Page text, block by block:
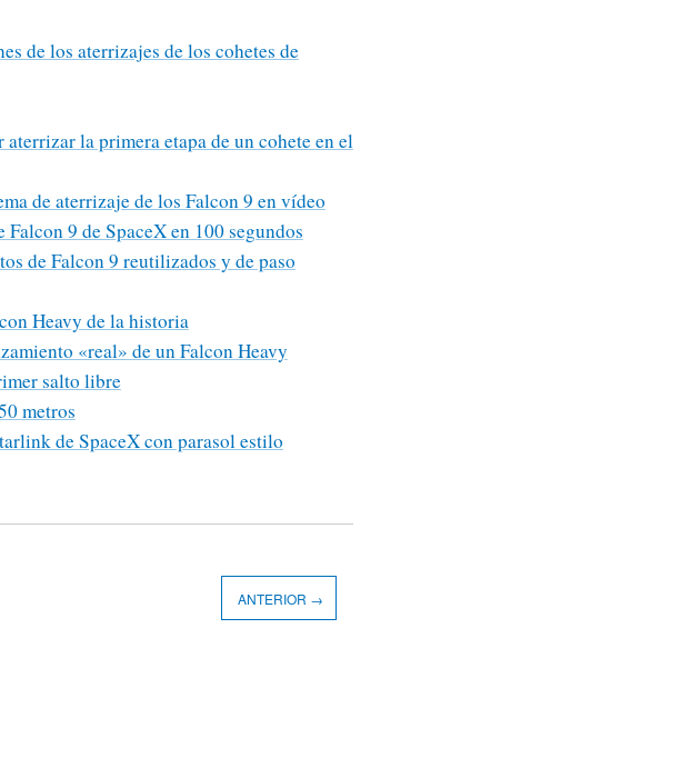
de los aterrizajes de los cohetes de
la primera etapa de un cohete en el
de aterrizaje de los Falcon 9 en vídeo
9 de SpaceX en 100 segundos
de Falcon 9 reutilizados y de paso
Heavy de la historia
«real» de un Falcon Heavy
salto libre
metros
de SpaceX con parasol estilo
ANTERIOR →